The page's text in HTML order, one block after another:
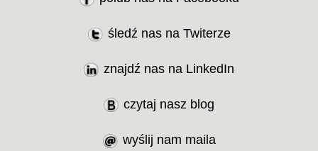
śledź nas na Twiterze
znajdź nas na LinkedIn
czytaj nasz blog
wyślij nam maila